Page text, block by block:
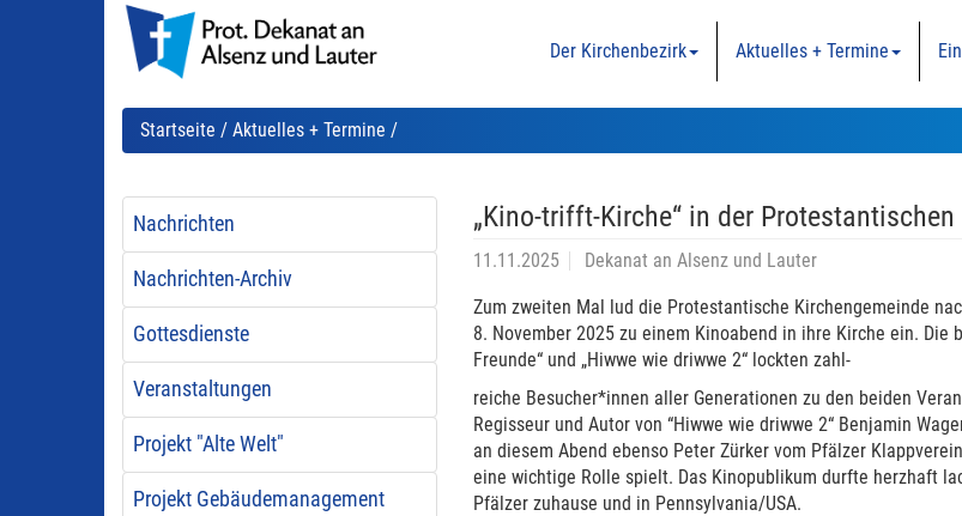
Der Kirchenbezirk Aktuelles + Termine
Startseite / Aktuelles + Termine /
Nachrichten
Nachrichten-Archiv
Gottesdienste
Veranstaltungen
Projekt "Alte Welt"
Projekt Gebäudemanagement
„Kino-trifft-Kirche“ in der
11.11.2025 Dekanat an Alsenz und Lauter
Zum zweiten Mal lud die Protestantische Kirchengemeinde
8. November 2025 zu einem Kinoabend in ihre Kirche ein. Die
Freunde“ und „Hiwwe wie driwwe 2“ lockten zahl-
reiche Besucher*innen aller Generationen zu den beiden
Regisseur und Autor von “Hiwwe wie driwwe 2“ Benjamin
an diesem Abend ebenso Peter Zürker vom Pfälzer
eine wichtige Rolle spielt. Das Kinopublikum durfte herzhaft
Pfälzer zuhause und in Pennsylvania/USA.